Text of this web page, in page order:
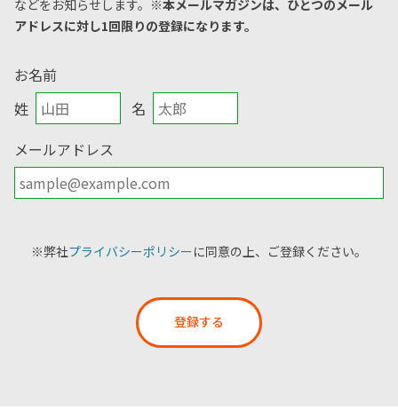
などをお知らせします。 ※本メールマガジンは、ひとつのメール
アドレスに対し1回限りの登録になります。
お名前
姓
名
メールアドレス
※弊社プライバシーポリシーに同意の上、ご登録ください。
登録する